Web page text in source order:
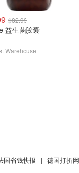
$82.99
益生菌胶囊
Warehouse
国省钱快报 | 德国打折网